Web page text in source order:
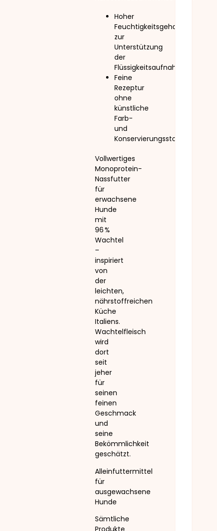
Hoher
Feuchtigkeitsgehalt
zur
Unterstützung
der
Flüssigkeitsaufnahme
Feine
Rezeptur
ohne
künstliche
Farb-
und
Konservierungsstoffe
Vollwertiges
Monoprotein-
Nassfutter
für
erwachsene
Hunde
mit
96 %
Wachtel
–
inspiriert
von
der
leichten,
nährstoffreichen
Küche
Italiens.
Wachtelfleisch
wird
dort
seit
jeher
für
seinen
feinen
Geschmack
und
seine
Bekömmlichkeit
geschätzt.
Alleinfuttermittel
für
ausgewachsene
Hunde
Sämtliche